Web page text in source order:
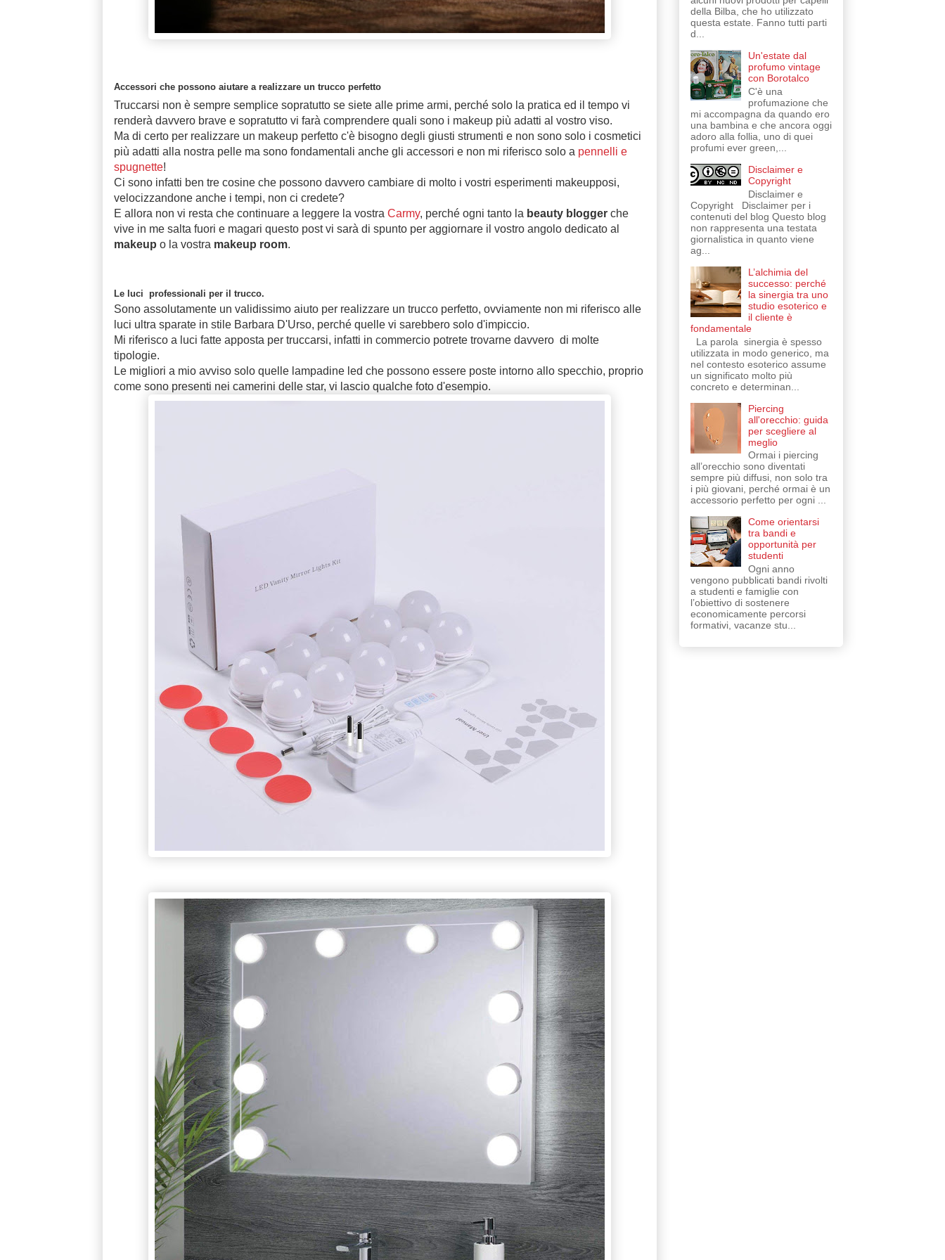
Accessori che possono aiutare a realizzare un trucco perfetto
Truccarsi non è sempre semplice sopratutto se siete alle prime armi, perché solo la pratica ed il tempo vi
renderà davvero brave e sopratutto vi farà comprendere quali sono i makeup più adatti al vostro viso.
Ma di certo per realizzare un makeup perfetto c'è bisogno degli giusti strumenti e non sono solo i cosmetici
più adatti alla nostra pelle ma sono fondamentali anche gli accessori e non mi riferisco solo a pennelli e
spugnette!
Ci sono infatti ben tre cosine che possono davvero cambiare di molto i vostri esperimenti makeupposi,
velocizzandone anche i tempi, non ci credete?
E allora non vi resta che continuare a leggere la vostra Carmy, perché ogni tanto la beauty blogger che
vive in me salta fuori e magari questo post vi sarà di spunto per aggiornare il vostro angolo dedicato al
makeup o la vostra makeup room.
Le luci professionali per il trucco.
Sono assolutamente un validissimo aiuto per realizzare un trucco perfetto, ovviamente non mi riferisco alle
luci ultra sparate in stile Barbara D'Urso, perché quelle vi sarebbero solo d'impiccio.
Mi riferisco a luci fatte apposta per truccarsi, infatti in commercio potrete trovarne davvero di molte
tipologie.
Le migliori a mio avviso solo quelle lampadine led che possono essere poste intorno allo specchio, proprio
come sono presenti nei camerini delle star, vi lascio qualche foto d'esempio.
della Bilba, che ho utilizzato
questa estate. Fanno tutti parti
d...
Un'estate dal
profumo vintage
con Borotalco
C'è una
profumazione che
mi accompagna da quando ero
una bambina e che ancora oggi
adoro alla follia, uno di quei
profumi ever green,...
Disclaimer e
Copyright
Disclaimer e
Copyright Disclaimer per i
contenuti del blog Questo blog
non rappresenta una testata
giornalistica in quanto viene
ag...
L’alchimia del
successo: perché
la sinergia tra uno
studio esoterico e
il cliente è
fondamentale
La parola sinergia è spesso
utilizzata in modo generico, ma
nel contesto esoterico assume
un significato molto più
concreto e determinan...
Piercing
all'orecchio: guida
per scegliere al
meglio
Ormai i piercing
all’orecchio sono diventati
sempre più diffusi, non solo tra
i più giovani, perché ormai è un
accessorio perfetto per ogni ...
Come orientarsi
tra bandi e
opportunità per
studenti
Ogni anno
vengono pubblicati bandi rivolti
a studenti e famiglie con
l’obiettivo di sostenere
economicamente percorsi
formativi, vacanze stu...